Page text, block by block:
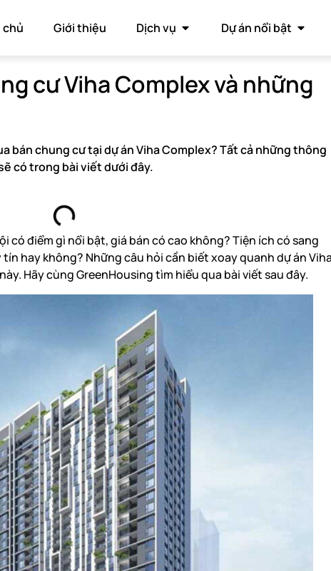
chủ Giới thiệu Dịch vụ Dự án nổi bật
cư Viha Complex và những
bán chung cư tại dự án Viha Complex? Tất cả những thông
có trong bài viết dưới đây.
có điểm gì nổi bật, giá bán có cao không? Tiện ích có sang
hay không? Những câu hỏi cần biết xoay quanh dự án Viha
Hãy cùng GreenHousing tìm hiểu qua bài viết sau đây.